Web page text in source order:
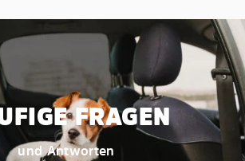
FRAGEN
und Antworten